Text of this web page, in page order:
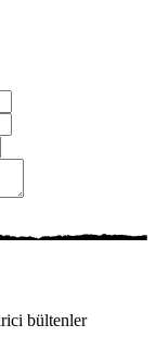
bültenler